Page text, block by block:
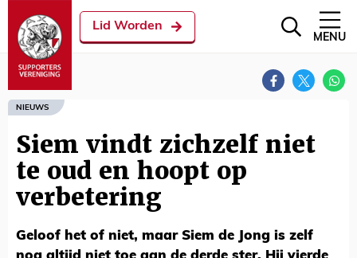
Lid Worden
MENU
NIEUWS
Siem vindt zichzelf niet
te oud en hoopt op
verbetering
Geloof het of niet, maar Siem de Jong is zelf